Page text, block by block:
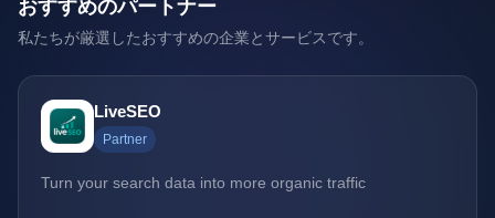
おすすめのパートナー
私たちが厳選したおすすめの企業とサービスです。
LiveSEO
Partner
Turn your search data into more organic traffic